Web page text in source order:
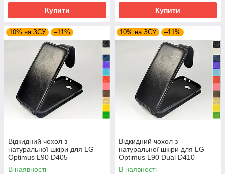
Купити Купити
10% на ЗСУ –11%
Відкидний чохол з
натуральної шкіри для LG
Optimus L90 D405
В наявності
10% на ЗСУ –11%
Відкидний чохол з
натуральної шкіри для LG
Optimus L90 Dual D410
В наявності